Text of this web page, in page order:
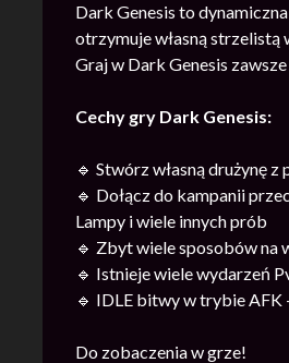
Dark Genesis to
otrzymuje własną strzelistą
Graj w Dark Genesis
Cechy gry Dark Genesis:
🔹 Stwórz własną drużynę
🔹 Dołącz do kampanii
Lampy i wiele innych prób
🔹 Zbyt wiele sposobów na
🔹 Istnieje wiele wydarzeń
🔹 IDLE bitwy w trybie
Do zobaczenia w grze!